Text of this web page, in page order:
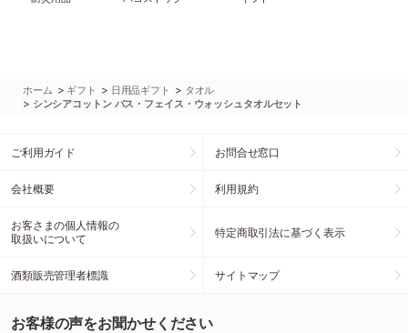
ホーム > ギフト > 日用品ギフト > タオル
> シンシアコットン バス・フェイス・ウォッシュタオルセット
ご利用ガイド お問合せ窓口
会社概要 利用規約
お客さまの個人情報の
取扱いについて
特定商取引法に基づく表示
酒類販売管理者標識 サイトマップ
お客様の声をお聞かせください